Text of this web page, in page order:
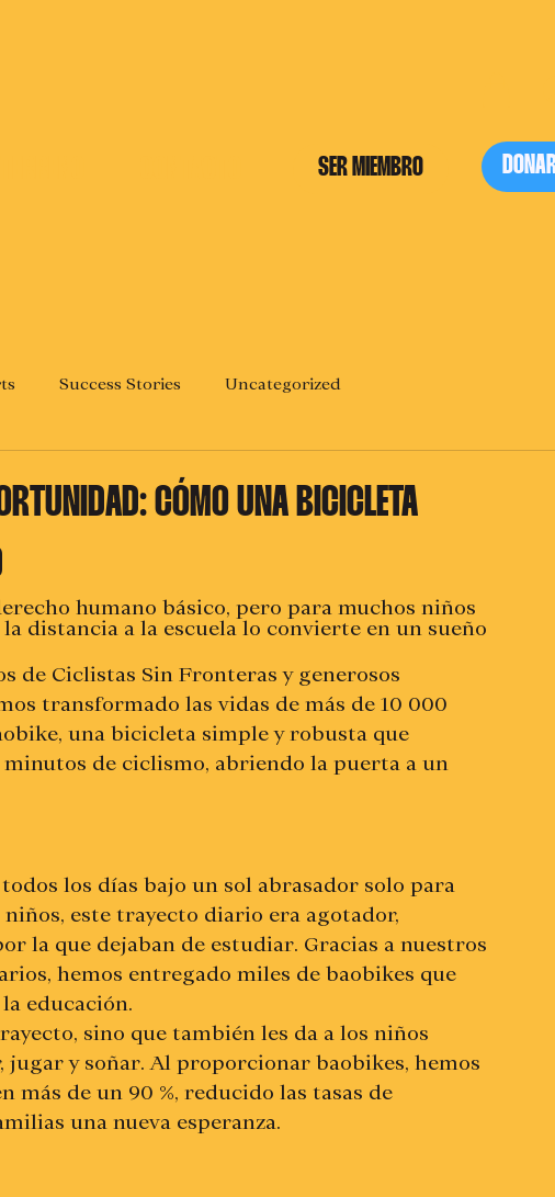
SER MIEMBRO
Success Stories Uncategorized
CÓMO UNA BICICLETA
humano básico, pero para muchos niños
distancia a la escuela lo convierte en un sueño
de Ciclistas Sin Fronteras y generosos
transformado las vidas de más de 10 000
una bicicleta simple y robusta que
de ciclismo, abriendo la puerta a un
los días bajo un sol abrasador solo para
este trayecto diario era agotador,
la que dejaban de estudiar. Gracias a nuestros
hemos entregado miles de baobikes que
educación.
sino que también les da a los niños
y soñar. Al proporcionar baobikes, hemos
más de un 90 %, reducido las tasas de
una nueva esperanza.